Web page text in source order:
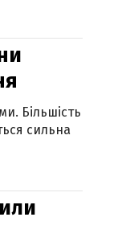
Більшість
сильна